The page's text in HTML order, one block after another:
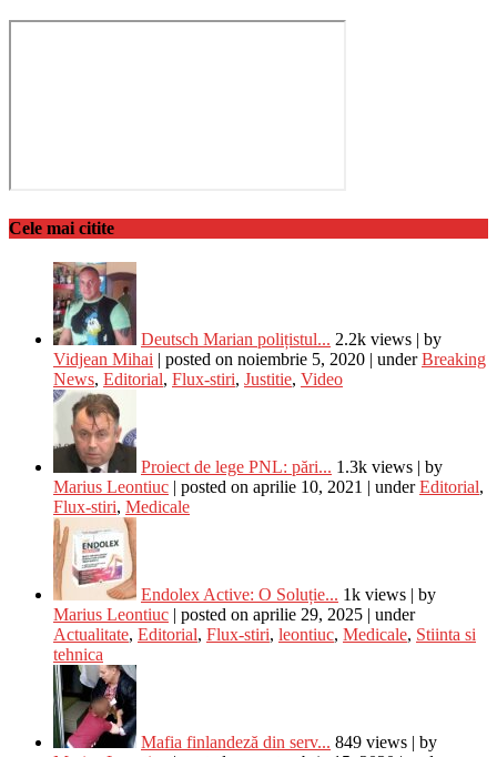
Cele mai citite
Deutsch Marian polițistul... 2.2k views | by
Vidjean Mihai | posted on noiembrie 5, 2020 | underBreaking
News, Editorial, Flux-stiri, Justitie, Video
Proiect de lege PNL: pări... 1.3k views | by
Marius Leontiuc | posted on aprilie 10, 2021 | underEditorial,
Flux-stiri, Medicale
Endolex Active: O Soluție... 1k views | by
Marius Leontiuc | posted on aprilie 29, 2025 | under
Actualitate, Editorial, Flux-stiri, leontiuc, Medicale, Stiinta si
tehnica
Mafia finlandeză din serv... 849 views | by